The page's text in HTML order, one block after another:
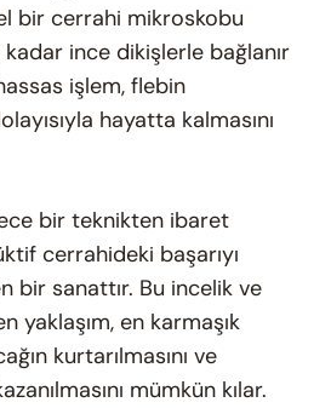
bir cerrahi mikroskobu
kadar ince dikişlerle bağlanır
işlem, flebin
hayatta kalmasını
bir teknikten ibaret
cerrahideki başarıyı
bir sanattır. Bu incelik ve
yaklaşım, en karmaşık
kurtarılmasını ve
mümkün kılar.